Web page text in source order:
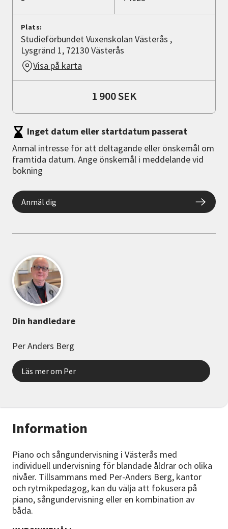
Information
Piano och sångundervisning i Västerås med
individuell undervisning för blandade åldrar och olika
nivåer. Tillsammans med Per-Anders Berg, kantor
och rytmikpedagog, kan du välja att fokusera på
piano, sångundervisning eller en kombination av
båda.
Plats:
Studieförbundet Vuxenskolan Västerås ,
Lysgränd 1, 72130 Västerås
Visa på karta
1 900 SEK
Inget datum eller startdatum passerat
Anmäl intresse för att deltagande eller önskemål om
framtida datum. Ange önskemål i meddelande vid
bokning
Anmäl dig
Din handledare
Per Anders Berg
Läs mer om Per